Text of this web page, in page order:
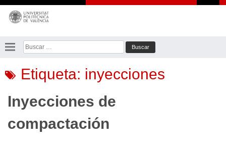
Saltar
contenido
Buscar:
Etiqueta: inyecciones
Inyecciones de
compactación